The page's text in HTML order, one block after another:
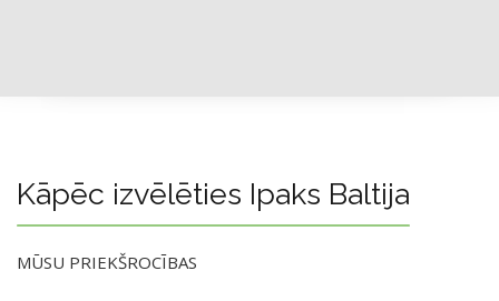
Kāpēc izvēlēties Ipaks Baltija
MŪSU PRIEKŠROCĪBAS